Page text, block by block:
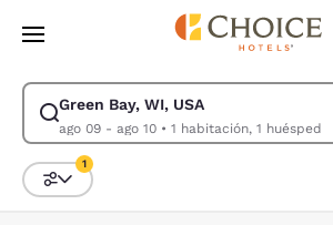
Saltar A Contenido Principal
Green Bay, WI, USA
ago 09 - ago 10• 1 habitación, 1 huésped
Modificar búsqueda para Green Bay, WI,
Ordenar y filtrar
1